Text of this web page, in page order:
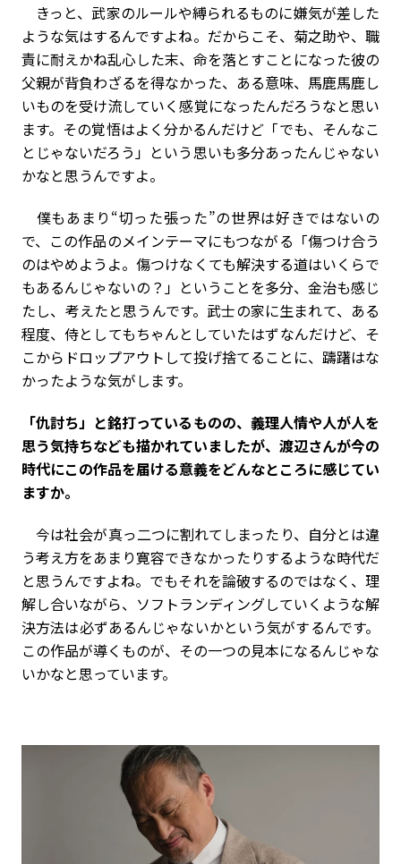
きっと、武家のルールや縛られるものに嫌気が差した
ような気はするんですよね。だからこそ、菊之助や、職
責に耐えかね乱心した末、命を落とすことになった彼の
父親が背負わざるを得なかった、ある意味、馬鹿馬鹿し
いものを受け流していく感覚になったんだろうなと思い
ます。その覚悟はよく分かるんだけど「でも、そんなこ
とじゃないだろう」という思いも多分あったんじゃない
かなと思うんですよ。
僕もあまり“切った張った”の世界は好きではないの
で、この作品のメインテーマにもつながる「傷つけ合う
のはやめようよ。傷つけなくても解決する道はいくらで
もあるんじゃないの？」ということを多分、金治も感じ
たし、考えたと思うんです。武士の家に生まれて、ある
程度、侍としてもちゃんとしていたはずなんだけど、そ
こからドロップアウトして投げ捨てることに、躊躇はな
かったような気がします。
――「仇討ち」と銘打っているものの、義理人情や人が人を
思う気持ちなども描かれていましたが、渡辺さんが今の
時代にこの作品を届ける意義をどんなところに感じてい
ますか。
今は社会が真っ二つに割れてしまったり、自分とは違
う考え方をあまり寛容できなかったりするような時代だ
と思うんですよね。でもそれを論破するのではなく、理
解し合いながら、ソフトランディングしていくような解
決方法は必ずあるんじゃないかという気がするんです。
この作品が導くものが、その一つの見本になるんじゃな
いかなと思っています。